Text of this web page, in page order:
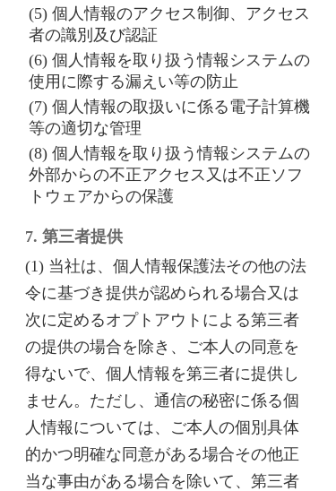
(5) 個人情報のアクセス制御、アクセス
者の識別及び認証
(6) 個人情報を取り扱う情報システムの
使用に際する漏えい等の防止
(7) 個人情報の取扱いに係る電子計算機
等の適切な管理
(8) 個人情報を取り扱う情報システムの
外部からの不正アクセス又は不正ソフ
トウェアからの保護
7. 第三者提供
(1) 当社は、個人情報保護法その他の法
令に基づき提供が認められる場合又は
次に定めるオプトアウトによる第三者
の提供の場合を除き、ご本人の同意を
得ないで、個人情報を第三者に提供し
ません。ただし、通信の秘密に係る個
人情報については、ご本人の個別具体
的かつ明確な同意がある場合その他正
当な事由がある場合を除いて、第三者